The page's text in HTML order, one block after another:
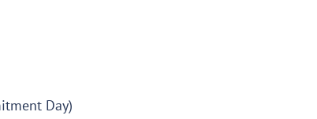
Day)